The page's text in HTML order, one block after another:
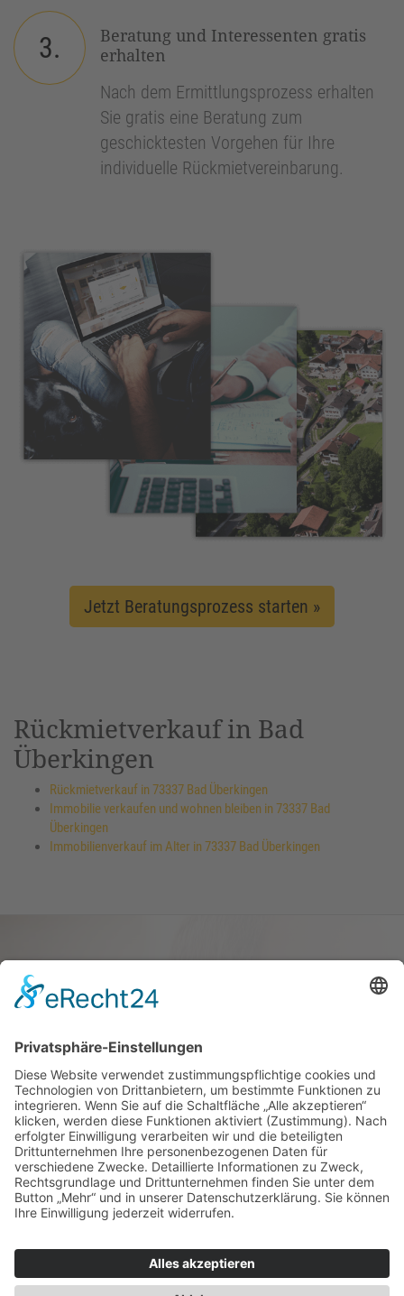
3.
Beratung und Interessenten gratis
erhalten
Nach dem Ermittlungsprozess erhalten
Sie gratis eine Beratung zum
geschicktesten Vorgehen für Ihre
individuelle Rückmietvereinbarung.
Jetzt Beratungsprozess starten »
Rückmietverkauf in Bad
Überkingen
Rückmietverkauf in 73337 Bad Überkingen
Immobilie verkaufen und wohnen bleiben in 73337 Bad
Überkingen
Immobilienverkauf im Alter in 73337 Bad Überkingen
verkaufen und darin
wohnen bleiben
Verkaufen Sie Ihr Haus oder Ihre
Eigen­tums­woh­nung und bleiben Sie
darin wohnen.
Jetzt Ermittlung starten »